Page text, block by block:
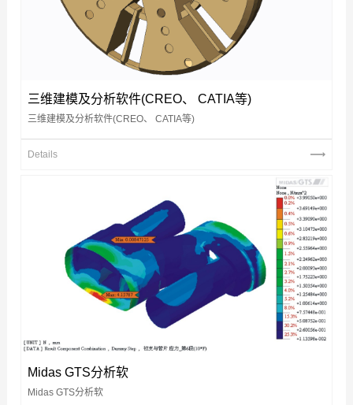
三维建模及分析软件(CREO、 CATIA等)
三维建模及分析软件(CREO、 CATIA等)
Details
Midas GTS分析软
Midas GTS分析软